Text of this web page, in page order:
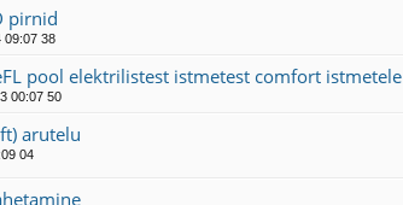
pirnid
09:07 38
pool elektrilistest istmetest comfort istmetele
00:07 50
arutelu
04